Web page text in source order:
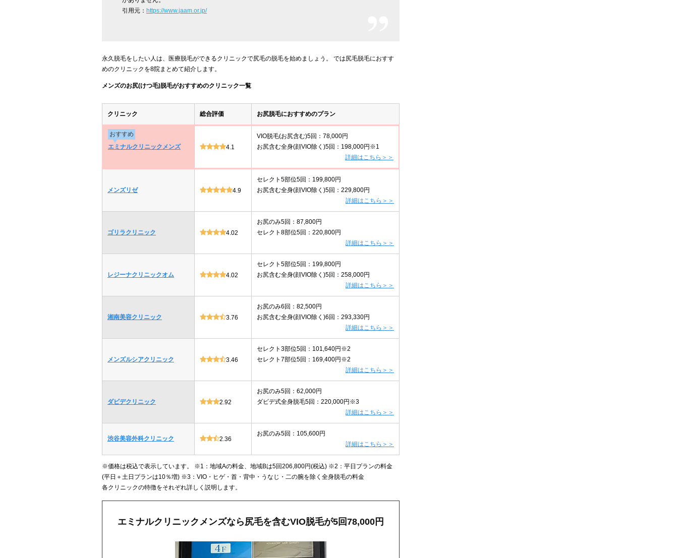
引用元： https://www.jaam.or.jp/
永久脱毛をしたい人は、医療脱毛ができるクリニックで尻毛の脱毛を始めましょう。 では尻毛脱毛におすす
めのクリニックを8院まとめて紹介します。
メンズのお尻(けつ毛)脱毛がおすすめのクリニック一覧
クリニック 総合評価 お尻脱毛におすすめのプラン
おすすめ
エミナルクリニックメンズ
4.1
VIO脱毛(お尻含む)5回：78,000円
お尻含む全身(顔VIO除く)5回：198,000円※1
詳細はこちら＞＞
メンズリゼ 4.9
セレクト5部位5回：199,800円
お尻含む全身(顔VIO除く)5回：229,800円
詳細はこちら＞＞
ゴリラクリニック 4.02
お尻のみ5回：87,800円
セレクト8部位5回：220,800円
詳細はこちら＞＞
レジーナクリニックオム 4.02
セレクト5部位5回：199,800円
お尻含む全身(顔VIO除く)5回：258,000円
詳細はこちら＞＞
湘南美容クリニック 3.76
お尻のみ6回：82,500円
お尻含む全身(顔VIO除く)6回：293,330円
詳細はこちら＞＞
メンズルシアクリニック 3.46
セレクト3部位5回：101,640円※2
セレクト7部位5回：169,400円※2
詳細はこちら＞＞
ダビデクリニック 2.92
お尻のみ5回：62,000円
ダビデ式全身脱毛5回：220,000円※3
詳細はこちら＞＞
渋谷美容外科クリニック 2.36
お尻のみ5回：105,600円
詳細はこちら＞＞
※価格は税込で表示しています。 ※1：地域Aの料金、地域Bは5回206,800円(税込) ※2：平日プランの料金
(平日＋土日プランは10％増) ※3：VIO・ヒゲ・首・背中・うなじ・二の腕を除く全身脱毛の料金
各クリニックの特徴をそれぞれ詳しく説明します。
エミナルクリニックメンズなら尻毛を含むVIO脱毛が5回78,000円